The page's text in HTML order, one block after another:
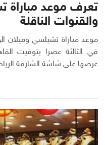
تعرف موعد مباراة
والقنوات الناقلة
في الثالثة عصرا بتوقيت
عرضها على شاشة الشارقة